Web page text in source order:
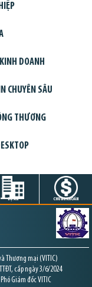
DOANH
CHUYÊN SÂU
THƯƠNG
DỰ ÁN CHỨNG KHOÁN
Thương mại (VITIC)
cấp ngày 3/6/2024
Giám đốc VITIC